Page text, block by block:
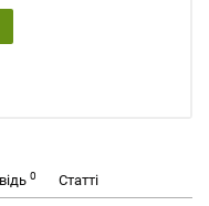
0 Статті